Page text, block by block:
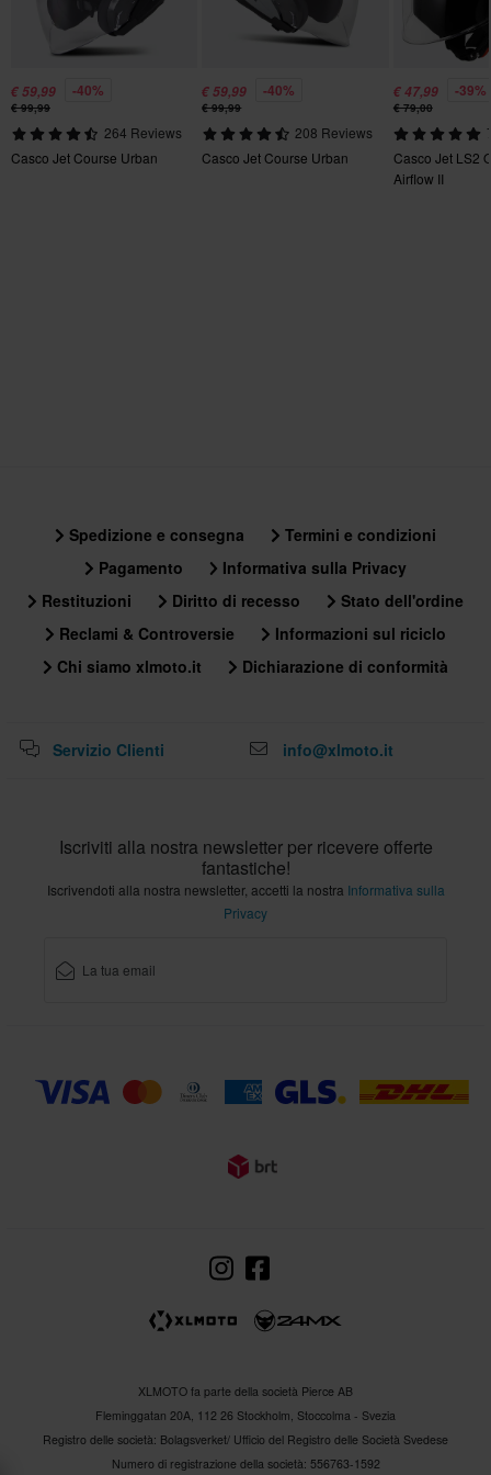
1000 g - 1150 g
Interfono
No
Pinlock
No
290 x 390 x 285 mm
XL
295 x 390 x 285 mm
XXL
295 x 390 x 285 mm
XS
€ 59,99 -40%
€ 99,99
264 Reviews
Casco Jet Course Urban
€ 59,99 -40%
€ 99,99
208 Reviews
Casco Jet Course Urban
€ 47,99 -39%
€ 79,00
Casco Jet LS2
Airflow II
Spedizione e consegna
Termini e condizioni
Pagamento
Informativa sulla Privacy
Restituzioni
Diritto di recesso
Stato dell'ordine
Reclami & Controversie
Informazioni sul riciclo
Chi siamo xlmoto.it
Dichiarazione di conformità
Servizio Clienti info@xlmoto.it
Iscriviti alla nostra newsletter per ricevere offerte
fantastiche!
Iscrivendoti alla nostra newsletter, accetti la nostra Informativa sulla
Privacy
XLMOTO fa parte della società Pierce AB
Fleminggatan 20A, 112 26 Stockholm, Stoccolma - Svezia
Registro delle società: Bolagsverket/ Ufficio del Registro delle Società Svedese
Numero di registrazione della società: 556763-1592